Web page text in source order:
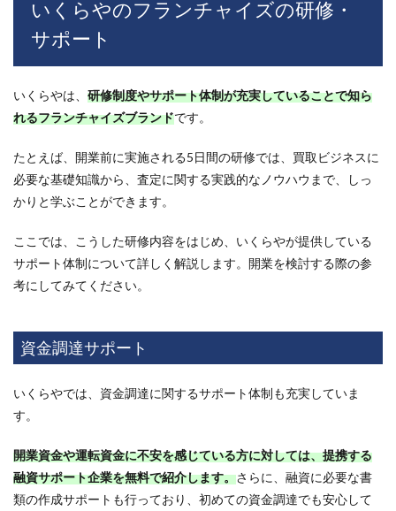
いくらやのフランチャイズの研修・
サポート
いくらやは、 研修制度やサポート体制が充実していることで知ら
れるフランチャイズブランドです。
たとえば、開業前に実施される5日間の研修では、買取ビジネスに
必要な基礎知識から、査定に関する実践的なノウハウまで、しっ
かりと学ぶことができます。
ここでは、こうした研修内容をはじめ、いくらやが提供している
サポート体制について詳しく解説します。開業を検討する際の参
考にしてみてください。
資金調達サポート
いくらやでは、資金調達に関するサポート体制も充実していま
す。
開業資金や運転資金に不安を感じている方に対しては、提携する
融資サポート企業を無料で紹介します。さらに、融資に必要な書
類の作成サポートも行っており、初めての資金調達でも安心して